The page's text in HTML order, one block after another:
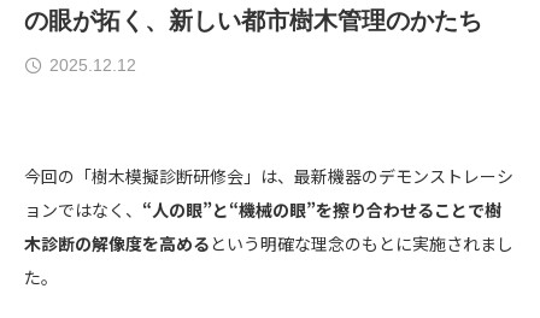
の眼が拓く、新しい都市樹木管理のかたち
2025.12.12
今回の「樹木模擬診断研修会」は、最新機器のデモンストレーシ
ョンではなく、 “人の眼”と“機械の眼”を擦り合わせることで樹
木診断の解像度を高めるという明確な理念のもとに実施されまし
た。